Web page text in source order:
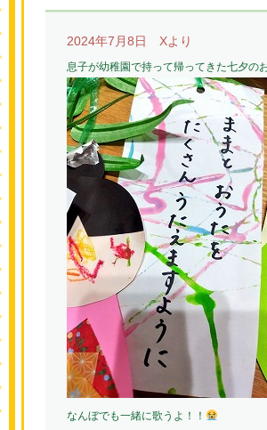
2024年7月8日 Xより
息子が幼稚園で持って帰ってきた七夕の
なんぼでも一緒に歌うよ！！